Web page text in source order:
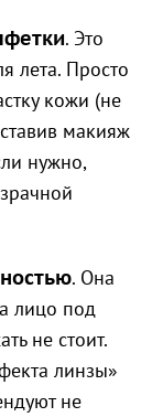
. Это
лета. Просто
кожи (не
макияж
нужно,
. Она
лицо под
не стоит.
линзы»
не